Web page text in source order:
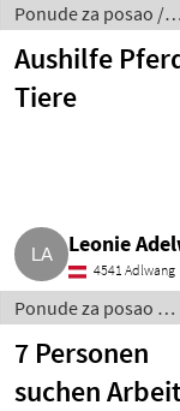
Mali
oglasi
Ponude za posao /
Sezonski radnici
Aushilfe
Tiere
Leonie
4541 Adlwang
Ponude za posao /
Sezonski radnici
7 Personen
suchen